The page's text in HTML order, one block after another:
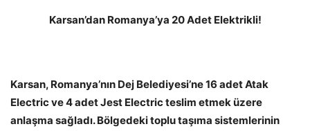
Karsan’dan Romanya’ya 20 Adet Elektrikli!
Karsan, Romanya’nın Dej Belediyesi’ne 16 adet Atak
Electric ve 4 adet Jest Electric teslim etmek üzere
anlaşma sağladı. Bölgedeki toplu taşıma sistemlerinin